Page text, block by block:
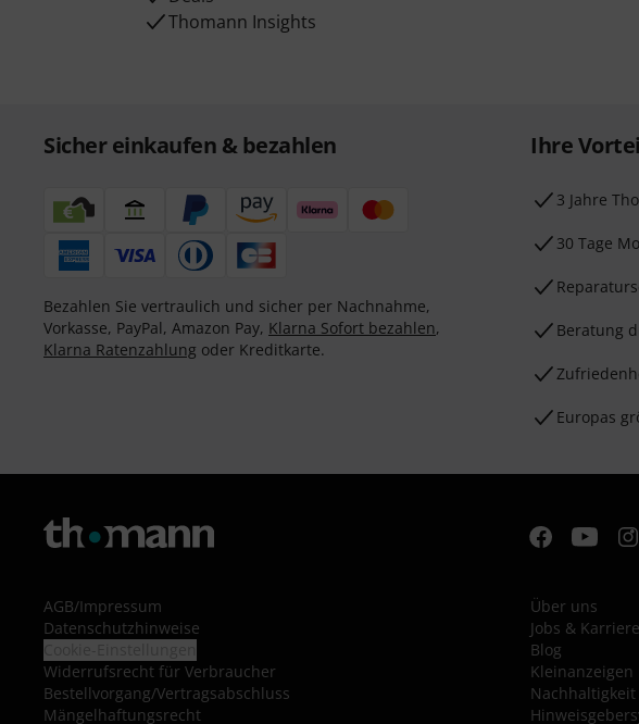
Thomann Insights
Sicher einkaufen & bezahlen
Bezahlen Sie vertraulich und sicher per Nachnahme,
Vorkasse, PayPal, Amazon Pay, Klarna Sofort bezahlen,
Klarna Ratenzahlung oder Kreditkarte.
Ihre
3 Jahre
30 Tage
Beratung
Europas
AGB/Impressum
Datenschutzhinweise
Widerrufsrecht für Verbraucher
Bestellvorgang/Vertragsabschluss
Mängelhaftungsrecht
Über uns
Jobs & Karriere
Blog
Kleinanzeigen
Nachhaltigkeit